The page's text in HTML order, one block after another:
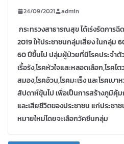
24/09/2021 admin
กระทรวงสาธารณสุข ได้เร่งรัดการฉี
2019 ให้ประชาชนกลุ่มเสี่ยง ในกลุ่ม
60 ปีขึ้นไป ปลุ่มผู้ป่วยที่มีโรคประจำตัว
เรื้อรัง,โรคหัวใจและหลอดเลือก,โรคไ
สมอง,โรคอ้วน,โรคมะเร็ง และโรคเบ
สัปดาห์ขุ้นไป เพื่อเป็นการสร้างภูมิคุ้
และเสียชีวิตของประชาชน แก่ประช
หมายใหม่โดยจะเลือกวัคซีนกลุ่ม